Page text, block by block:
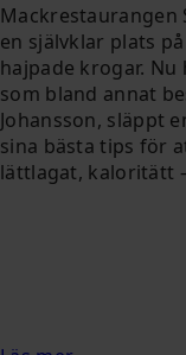
Mackrestaurangen
en självklar plats
hajpade krogar.
som bland annat
Johansson, släppt
sina bästa tips för
lättlagat, kaloritätt